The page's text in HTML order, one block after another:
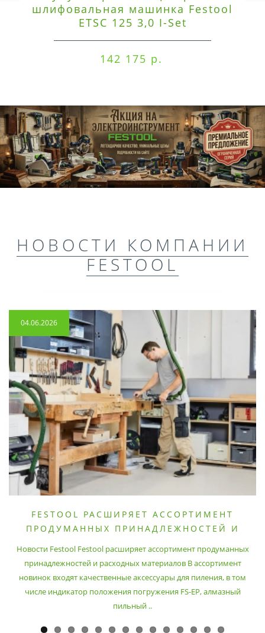
шлифовальная машинка Festool
ETSC 125 3,0 I-Set
142 175 р.
НОВОСТИ КОМПАНИИ
FESTOOL
04.06.2026
FESTOOL РАСШИРЯЕТ АССОРТИМЕНТ
ПРОДУМАННЫХ ПРИНАДЛЕЖНОСТЕЙ И
Новости Festool Festool расширяет ассортимент продуманных
принадлежностей и расходных материалов В ассортимент
новинок входят качественные аксессуары для пиления, в том
числе индикатор положения погружения FS-EP, алмазный
пильный ..